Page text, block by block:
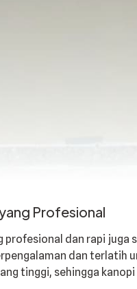
Profesional
profesional dan rapi juga
dan terlatih
tinggi, sehingga